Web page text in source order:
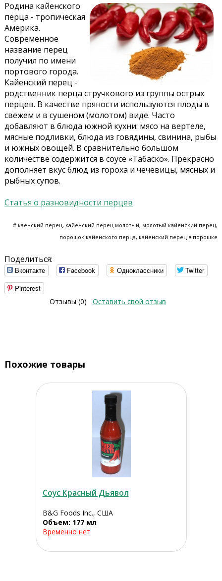
Родина кайенского
перца - тропическая
Америка.
Современное
название перец
получил по имени
портового города.
Кайенский перец -
родственник перца стручкового из группы острых
перцев. В качестве пряности используются плоды в
свежем и в сушеном (молотом) виде. Часто
добавляют в блюда южной кухни: мясо на вертеле,
мясные подливки, блюда из говядины, свинина, рыбы
и южных овощей. В сравнительно большом
количестве содержится в соусе «Табаско». Прекрасно
дополняет вкус блюд из гороха и чечевицы, мясных и
рыбных супов.
Статья о разновидности перцев
# каенский перец, кайенский перец молотый, молотый кайенский перец,
порошок кайенского перца, кайенский перец в порошке
Поделиться:
Вконтакте Facebook Одноклассники
Twitter
Pinterest
Отзывы (0)
Оставить свой отзыв
Похожие товары
Соус Красный Дьявол
B&G Foods Inc., США
Объем: 177 мл
Временно нет